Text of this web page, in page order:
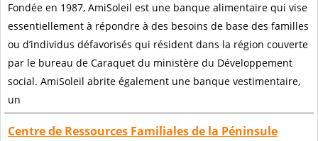
Fondée en 1987, AmiSoleil est une banque alimentaire qui vise
essentiellement à répondre à des besoins de base des familles
ou d’individus défavorisés qui résident dans la région couverte
par le bureau de Caraquet du ministère du Développement
social. AmiSoleil abrite également une banque vestimentaire,
un
Centre de Ressources Familiales de la Péninsule